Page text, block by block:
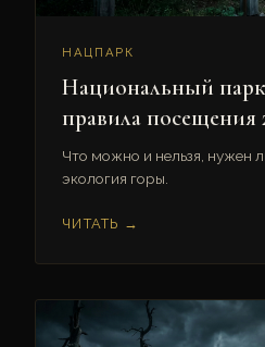
НАЦПАРК
Национальный парк
правила посещения
Что можно и нельзя, нужен
экология горы.
ЧИТАТЬ →